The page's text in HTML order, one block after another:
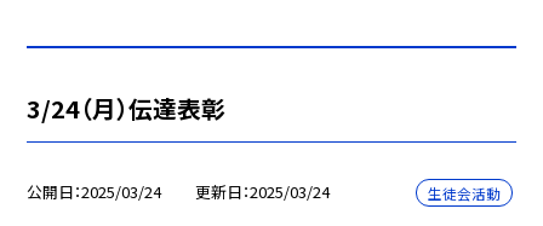
3/24（月）伝達表彰
公開日 2025/03/24 更新日 2025/03/24 生徒会活動